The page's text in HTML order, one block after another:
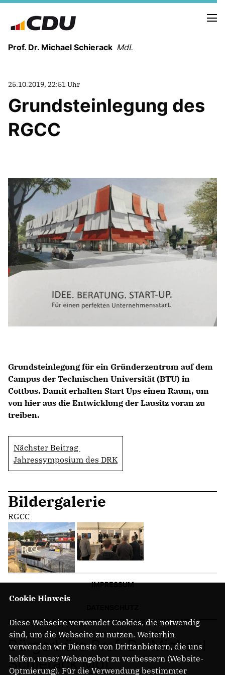
Prof. Dr. Michael Schierack MdL
POLITIK
SICHERHEIT UND ZUSAMMENHALT
MITTELSTAND UND INDUSTRIE
BILDUNG
IDENTITÄT
MEINE 10 PUNKTE
25.10.2019, 22:51 Uhr
Grundsteinlegung des
RGCC
Grundsteinlegung für ein Gründerzentrum auf dem
Campus der Technischen Universität (BTU) in
Cottbus. Damit erhalten Start Ups einen Raum, um
von hier aus die Entwicklung der Lausitz voran zu
treiben.
Nächster Beitrag
Jahressymposium des DRK
Bildergalerie
RGCC
IMPRESSUM
Bürgerbüro Prof. Dr. Michael
Schierack MdL
Cookie Hinweis
Diese Webseite verwendet Cookies, die notwendig
sind, um die Webseite zu nutzen. Weiterhin
verwenden wir Dienste von Drittanbietern, die uns
helfen, unser Webangebot zu verbessern (Website-
Optmierung). Für die Verwendung bestimmter